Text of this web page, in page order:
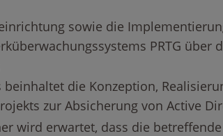
sowie die
PRTG
beinhaltet die Konzeption,
zur Absicherung von Active
wird erwartet, dass die